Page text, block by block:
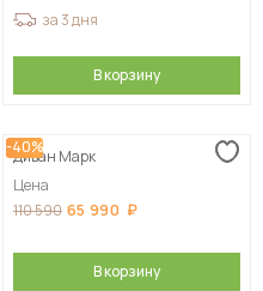
за 3 дня
В корзину
-40%
Диван Марк
Цена
110 590 65 990
В корзину